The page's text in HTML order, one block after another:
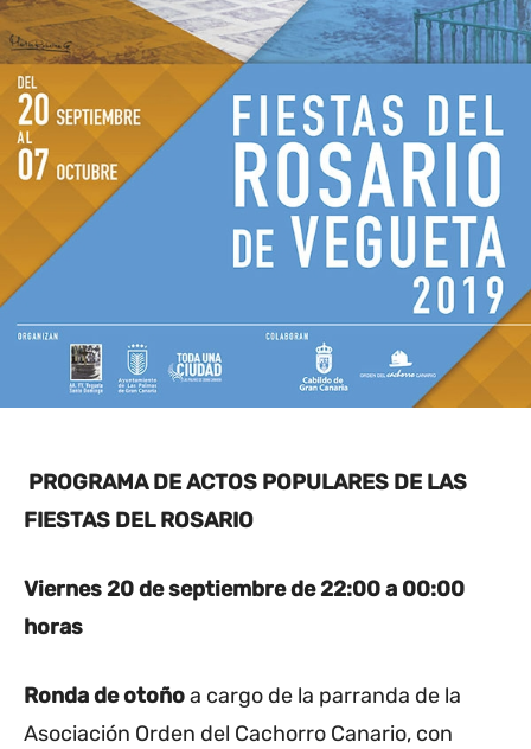
PROGRAMA DE ACTOS POPULARES DE LAS
FIESTAS DEL ROSARIO
Viernes 20 de septiembrede 22:00 a 00:00
horas
Ronda de otoñoa cargo de la parranda de la
Asociación Orden del Cachorro Canario, con